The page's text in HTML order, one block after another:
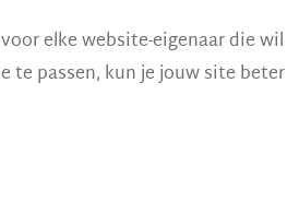
elke website-eigenaar die wil
te passen, kun je jouw site beter